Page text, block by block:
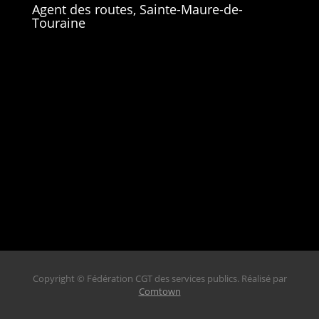
Agent des routes, Sainte-Maure-de-
Touraine
Copyright © Fédération CGT des services publics. Réalisé par
Comtown